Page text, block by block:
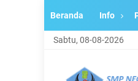
Beranda Info
Sabtu, 08-08-2026